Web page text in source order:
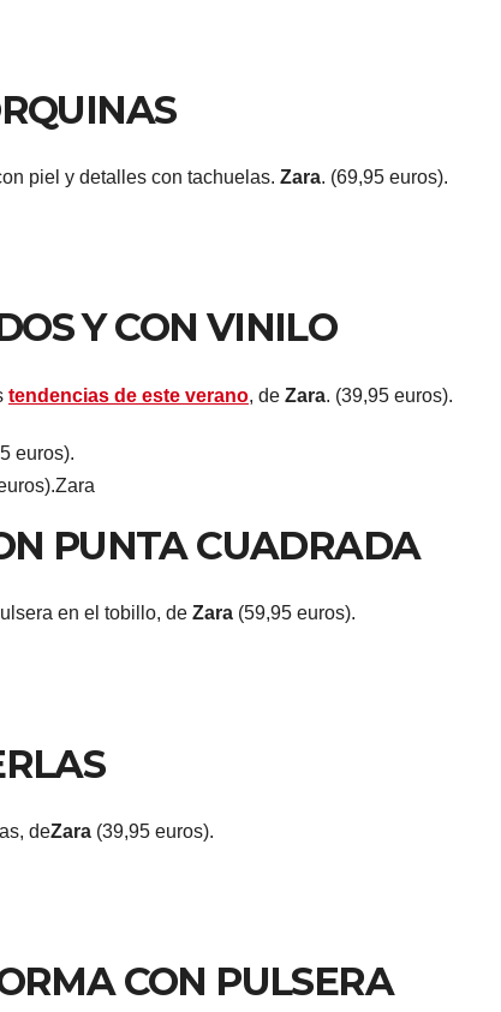
piel y detalles con tachuelas. Zara. (69,95 euros).
Y CON VINILO
tendencias de este verano, de Zara. (39,95 euros).
Zara
PUNTA CUADRADA
en el tobillo, de Zara (59,95 euros).
deZara (39,95 euros).
CON PULSERA